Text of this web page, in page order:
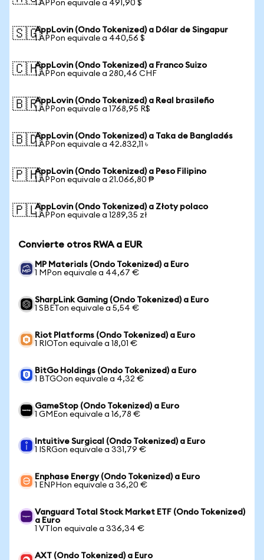
1 APPon equivale a 491,90 $
🇸🇬AppLovin (Ondo Tokenized) a Dólar de Singapur
1 APPon equivale a 440,56 $
🇨🇭AppLovin (Ondo Tokenized) a Franco Suizo
1 APPon equivale a 280,46 CHF
🇧🇷AppLovin (Ondo Tokenized) a Real brasileño
1 APPon equivale a 1768,95 R$
🇧🇩AppLovin (Ondo Tokenized) a Taka de Bangladés
1 APPon equivale a 42.832,11 ৳
🇵🇭AppLovin (Ondo Tokenized) a Peso Filipino
1 APPon equivale a 21.066,80 ₱
🇵🇱AppLovin (Ondo Tokenized) a Złoty polaco
1 APPon equivale a 1289,35 zł
Convierte otros RWA a EUR
MP Materials (Ondo Tokenized) a Euro
1 MPon equivale a 44,67 €
SharpLink Gaming (Ondo Tokenized) a Euro
1 SBETon equivale a 5,54 €
Riot Platforms (Ondo Tokenized) a Euro
1 RIOTon equivale a 18,01 €
BitGo Holdings (Ondo Tokenized) a Euro
1 BTGOon equivale a 4,32 €
GameStop (Ondo Tokenized) a Euro
1 GMEon equivale a 16,78 €
Intuitive Surgical (Ondo Tokenized) a Euro
1 ISRGon equivale a 331,79 €
Enphase Energy (Ondo Tokenized) a Euro
1 ENPHon equivale a 36,20 €
Vanguard Total Stock Market ETF (Ondo Tokenized)
a Euro
1 VTIon equivale a 336,34 €
AXT (Ondo Tokenized) a Euro